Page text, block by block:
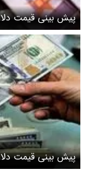
نشینی کرد
است؟